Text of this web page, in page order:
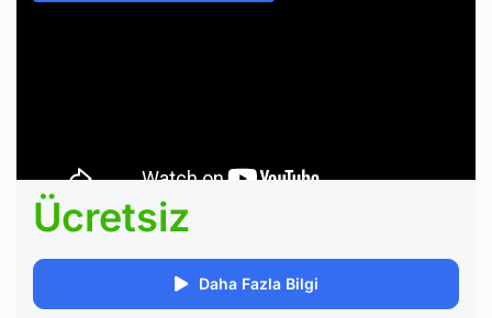
Ücretsiz
Daha Fazla Bilgi